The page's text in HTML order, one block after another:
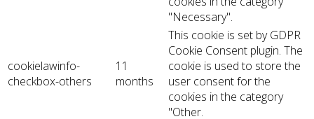
"Necessary".
cookielawinfo-
checkbox-others
11
months
This cookie is set by GDPR
Cookie Consent plugin. The
cookie is used to store the
user consent for the
cookies in the category
"Other.